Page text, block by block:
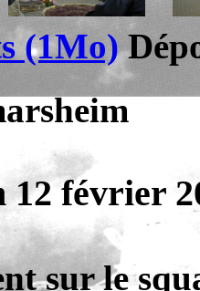
(1Mo)
février
sur le